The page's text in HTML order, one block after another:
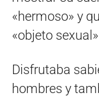
«hermoso» y
«objeto
Disfrutaba
hombres y